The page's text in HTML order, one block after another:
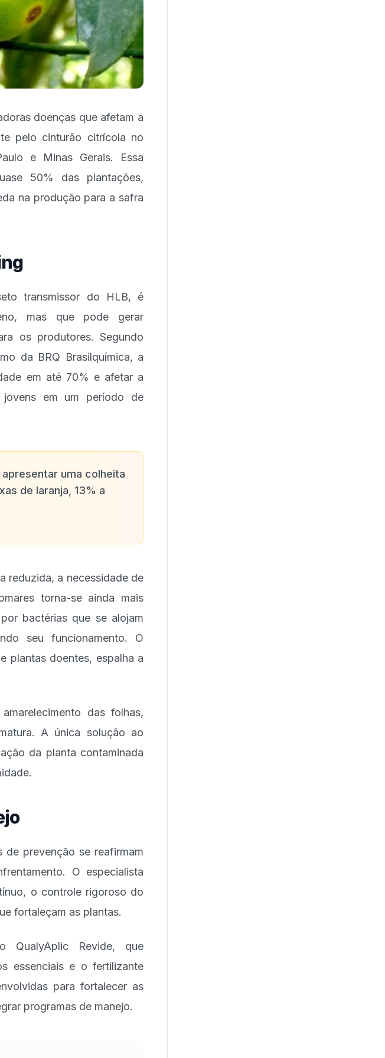
doenças que afetam a
pelo cinturão citrícola no
e Minas Gerais. Essa
50% das plantações,
na produção para a safra
transmissor do HLB, é
mas que pode gerar
os produtores. Segundo
da BRQ Brasilquímica, a
em até 70% e afetar a
em um período de
uma colheita
de laranja, 13% a
reduzida, a necessidade de
torna-se ainda mais
bactérias que se alojam
seu funcionamento. O
plantas doentes, espalha a
das folhas,
A única solução ao
da planta contaminada
de prevenção se reafirmam
O especialista
o controle rigoroso do
fortaleçam as plantas.
QualyAplic Revide, que
essenciais e o fertilizante
para fortalecer as
programas de manejo.